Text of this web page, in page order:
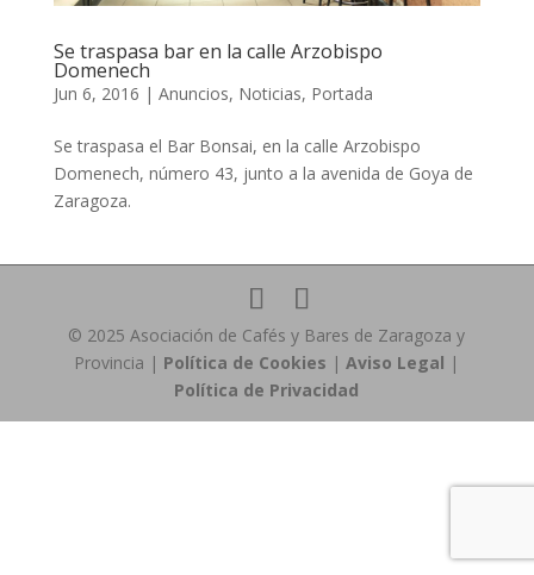
Se traspasa bar en la calle Arzobispo
Domenech
Jun 6, 2016 | Anuncios, Noticias, Portada
Se traspasa el Bar Bonsai, en la calle Arzobispo
Domenech, número 43, junto a la avenida de Goya de
Zaragoza.
© 2025 Asociación de Cafés y Bares de Zaragoza y
Provincia | Política de Cookies |Aviso Legal |
Política de Privacidad